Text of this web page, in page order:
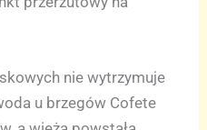
nie wytrzymuje
u brzegów Cofete